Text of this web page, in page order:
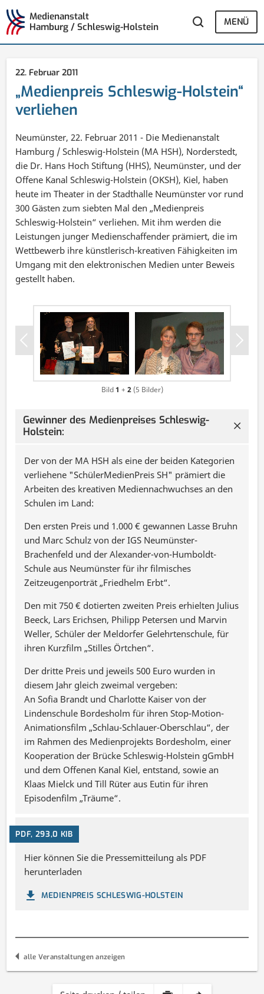
Medienanstalt
Hamburg / Schleswig-Holstein
MENÜ
22. Februar 2011
„Medienpreis Schleswig-Holstein“
verliehen
Neumünster, 22. Februar 2011 - Die Medienanstalt
Hamburg / Schleswig-Holstein (MA HSH), Norderstedt,
die Dr. Hans Hoch Stiftung (HHS), Neumünster, und der
Offene Kanal Schleswig-Holstein (OKSH), Kiel, haben
heute im Theater in der Stadthalle Neumünster vor rund
300 Gästen zum siebten Mal den „Medienpreis
Schleswig-Holstein“ verliehen. Mit ihm werden die
Leistungen junger Medienschaffender prämiert, die im
Wettbewerb ihre künstlerisch-kreativen Fähigkeiten im
Umgang mit den elektronischen Medien unter Beweis
gestellt haben.
Bild 1 + 2(5 Bilder)
Gewinner des Medienpreises Schleswig-
Holstein:
Der von der MA HSH als eine der beiden Kategorien
verliehene "SchülerMedienPreis SH" prämiert die
Arbeiten des kreativen Mediennachwuchses an den
Schulen im Land:
Den ersten Preis und 1.000 € gewannen Lasse Bruhn
und Marc Schulz von der IGS Neumünster-
Brachenfeld und der Alexander-von-Humboldt-
Schule aus Neumünster für ihr filmisches
Zeitzeugenporträt „Friedhelm Erbt“.
Den mit 750 € dotierten zweiten Preis erhielten Julius
Beeck, Lars Erichsen, Philipp Petersen und Marvin
Weller, Schüler der Meldorfer Gelehrtenschule, für
ihren Kurzfilm „Stilles Örtchen“.
Der dritte Preis und jeweils 500 Euro wurden in
diesem Jahr gleich zweimal vergeben:
An Sofia Brandt und Charlotte Kaiser von der
Lindenschule Bordesholm für ihren Stop-Motion-
Animationsfilm „Schlau-Schlauer-Oberschlau“, der
im Rahmen des Medienprojekts Bordesholm, einer
Kooperation der Brücke Schleswig-Holstein gGmbH
und dem Offenen Kanal Kiel, entstand, sowie an
Klaas Mielck und Till Rüter aus Eutin für ihren
Episodenfilm „Träume“.
PDF, 293,0 KIB
Hier können Sie die Pressemitteilung als PDF
herunterladen
MEDIENPREIS SCHLESWIG-HOLSTEIN
alle Veranstaltungen anzeigen